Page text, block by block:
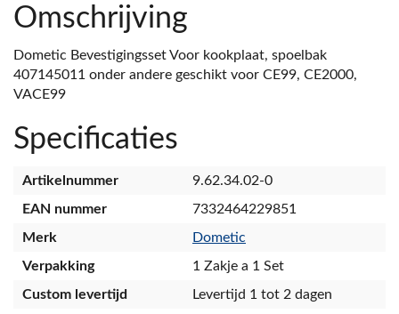
Omschrijving
Dometic Bevestigingsset Voor kookplaat, spoelbak
407145011 onder andere geschikt voor CE99, CE2000,
VACE99
Specificaties
Artikelnummer
9.62.34.02-0
EAN nummer
7332464229851
Merk
Dometic
Verpakking
1 Zakje a 1 Set
Custom levertijd
Levertijd 1 tot 2 dagen